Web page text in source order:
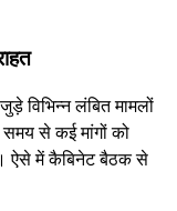
विभिन्न लंबित मामलों
समय से कई मांगों को
ऐसे में कैबिनेट बैठक से